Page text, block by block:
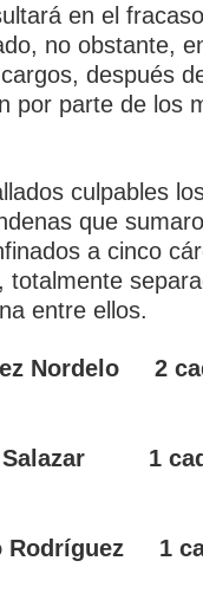
en el
no obstante,
después
por parte de los
culpables
que
a cinco
totalmente
entre ellos.
Nordelo 2
Salazar 1
Rodríguez 1